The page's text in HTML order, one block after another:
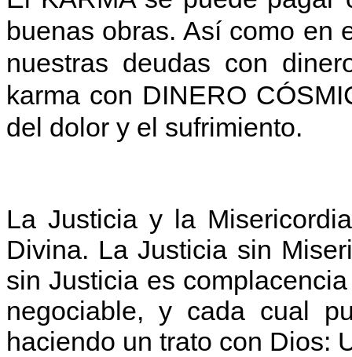
buenas obras. Así como en
nuestras deudas con
karma con DINERO
del dolor y el sufrimiento.
La Justicia y la
Divina. La Justicia sin
sin Justicia es
negociable, y cada cual
haciendo un trato con Dios: